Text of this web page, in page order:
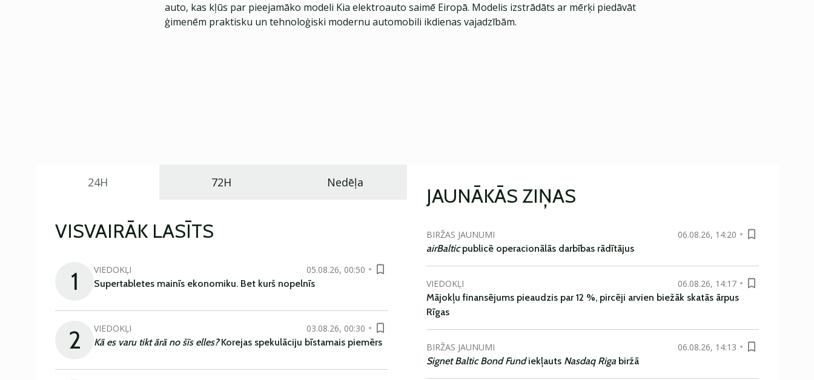
auto, kas kļūs par pieejamāko modeli Kia elektroauto saimē Eiropā. Modelis izstrādāts ar mērķi piedāvāt
ģimenēm praktisku un tehnoloģiski modernu automobili ikdienas vajadzībām.
24H 72H Nedēļa
VISVAIRĀK LASĪTS
1 VIEDOKĻI
05.08.26, 00:50
Supertabletes mainīs ekonomiku. Bet kurš nopelnīs
2 VIEDOKĻI
03.08.26, 00:30
Kā es varu tikt ārā no šīs elles?Korejas spekulāciju bīstamais piemērs
JAUNĀKĀS ZIŅAS
BIRŽAS JAUNUMI
06.08.26, 14:20
airBalticpublicē operacionālās darbības rādītājus
VIEDOKĻI
06.08.26, 14:17
Mājokļu finansējums pieaudzis par 12 %, pircēji arvien biežāk skatās ārpus
Rīgas
BIRŽAS JAUNUMI
06.08.26, 14:13
Signet Baltic Bond Fundiekļauts Nasdaq Riga biržā